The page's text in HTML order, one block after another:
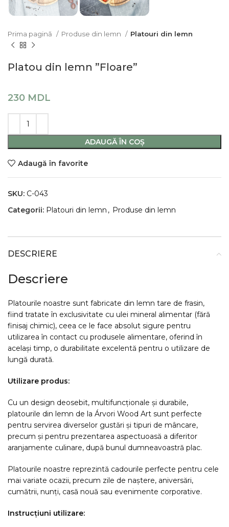
Prima pagină Produse din lemn Platouri din lemn
Platou din lemn ”Floare”
230 MDL
ADAUGĂ ÎN COȘ
Adaugă în favorite
SKU: C-043
Categorii: Platouri din lemn , Produse din lemn
DESCRIERE
Descriere
Platourile noastre sunt fabricate din lemn tare de frasin,
fiind tratate în exclusivitate cu ulei mineral alimentar (fără
finisaj chimic), ceea ce le face absolut sigure pentru
utilizarea în contact cu produsele alimentare, oferind în
același timp, o durabilitate excelentă pentru o utilizare de
lungă durată.
Utilizare produs:
Cu un design deosebit, multifuncționale și durabile,
platourile din lemn de la Árvori Wood Art sunt perfecte
pentru servirea diverselor gustări și tipuri de mâncare,
precum și pentru prezentarea aspectuoasă a diferitor
aranjamente culinare, după bunul dumneavoastră plac.
Platourile noastre reprezintă cadourile perfecte pentru cele
mai variate ocazii, precum zile de naștere, aniversări,
cumătrii, nunți, casă nouă sau evenimente corporative.
Instrucțiuni utilizare: